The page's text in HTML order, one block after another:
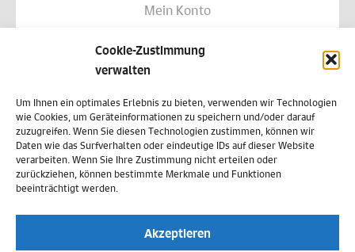
Cookie-Zustimmung
verwalten
Um Ihnen ein optimales Erlebnis zu bieten, verwenden wir Technologien
wie Cookies, um Geräteinformationen zu speichern und/oder darauf
zuzugreifen. Wenn Sie diesen Technologien zustimmen, können wir
Daten wie das Surfverhalten oder eindeutige IDs auf dieser Website
verarbeiten. Wenn Sie Ihre Zustimmung nicht erteilen oder
zurückziehen, können bestimmte Merkmale und Funktionen
beeinträchtigt werden.
Akzeptieren
Mein Konto
Allgemeine Geschäftsbedingungen
Datenschutz
Widerruf
Zahlungsweisen
Versand & Lieferung
Cookie-Richtlinie (EU)